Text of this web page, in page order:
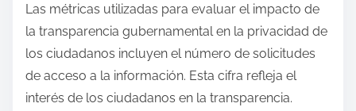
Las métricas utilizadas para evaluar el impacto de
la transparencia gubernamental en la privacidad de
los ciudadanos incluyen el número de solicitudes
de acceso a la información. Esta cifra refleja el
interés de los ciudadanos en la transparencia.